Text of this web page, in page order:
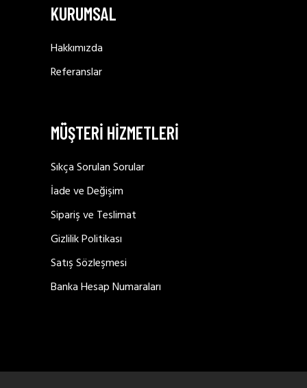
KURUMSAL
Hakkımızda
Referanslar
MÜŞTERİ HİZMETLERİ
Sıkça Sorulan Sorular
İade ve Değişim
Sipariş ve Teslimat
Gizlilik Politikası
Satış Sözleşmesi
Banka Hesap Numaraları